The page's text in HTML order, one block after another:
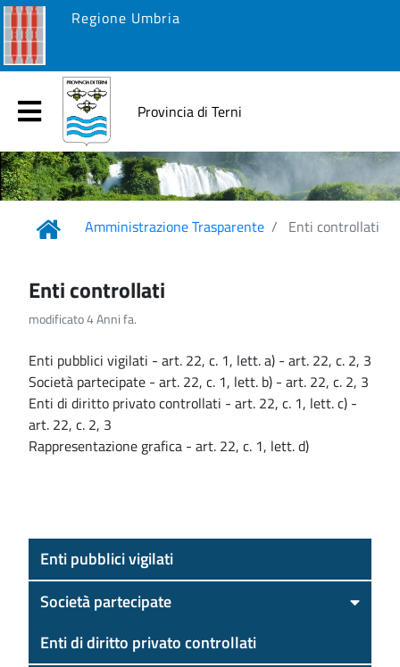
Regione Umbria
Provincia di Terni
Amministrazione Trasparente Enti controllati
Enti controllati
modificato 4 Anni fa.
Enti pubblici vigilati - art. 22, c. 1, lett. a) - art. 22, c. 2, 3
Società partecipate - art. 22, c. 1, lett. b) - art. 22, c. 2, 3
Enti di diritto privato controllati - art. 22, c. 1, lett. c) -
art. 22, c. 2, 3
Rappresentazione grafica - art. 22, c. 1, lett. d)
Enti pubblici vigilati
Società partecipate
Enti di diritto privato controllati